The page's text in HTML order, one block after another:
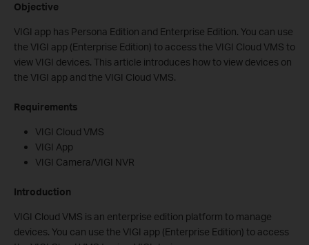
Objective
VIGI app has Persona Edition and Enterprise Edition. You can use
the VIGI app (Enterprise Edition) to access the VIGI Cloud VMS to
view VIGI devices. This article introduces how to view devices on
the VIGI app and the VIGI Cloud VMS.
Requirements
VIGI Cloud VMS
VIGI App
VIGI Camera/VIGI NVR
Introduction
VIGI Cloud VMS is an enterprise edition platform to manage
devices. You can use the VIGI app (Enterprise Edition) to access